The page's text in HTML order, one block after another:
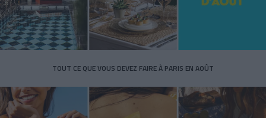
TOUT CE QUE VOUS DEVEZ FAIRE À PARIS EN AOÛT